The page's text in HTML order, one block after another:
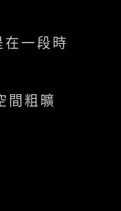
一段時
間粗曠